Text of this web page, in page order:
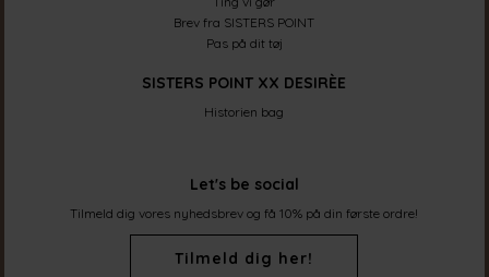
Brev fra SISTERS POINT
Pas på dit tøj
SISTERS POINT XX DESIRÈE
Historien bag
Let's be social
Tilmeld dig vores nyhedsbrev og få 10% på din første ordre!
Tilmeld dig her!